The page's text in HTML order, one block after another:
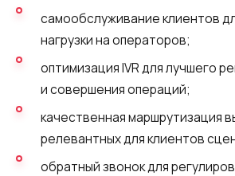
самообслуживание клиентов
нагрузки на операторов;
оптимизация IVR для лучшего
и совершения операций;
качественная маршрутизация
релевантных для клиентов
обратный звонок для